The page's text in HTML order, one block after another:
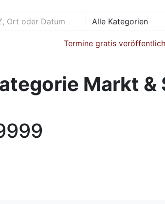
Alle Kategorien
Termine gratis
Markt &